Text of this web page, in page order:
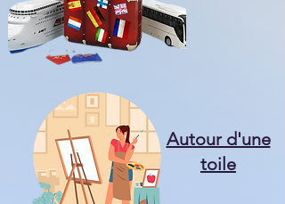
Autour d'une
toile